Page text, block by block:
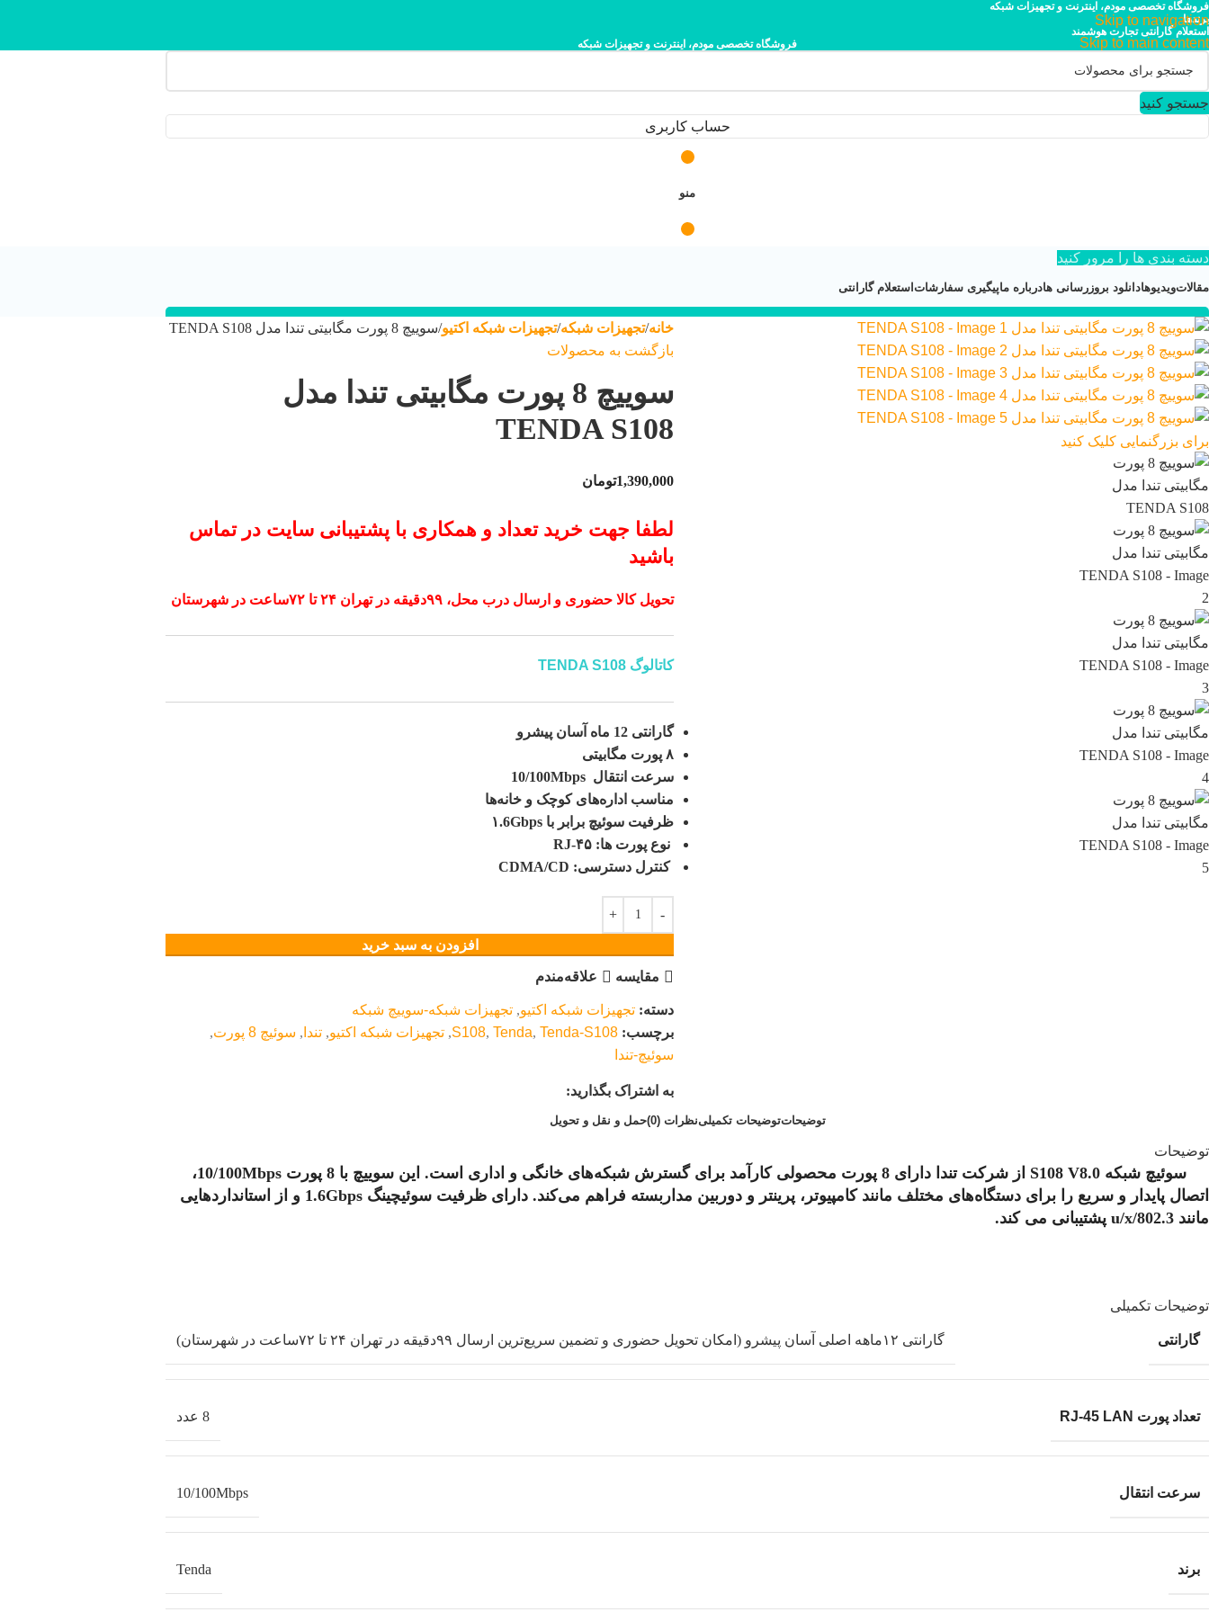
Skip to navigation
Skip to main content
فروشگاه تخصصی مودم، اینترنت و تجهیزات شبکه
برندها
استعلام گارانتی تجارت هوشمند
فروشگاه تخصصی مودم، اینترنت و تجهیزات شبکه
جستجو کنید
حساب کاربری
منو
دسته بندی ها را مرور کنید
مقالاتویدیوهادانلود بروزرسانی هادرباره ماپیگیری سفارشات استعلام گارانتی
۰۲۱-۴۴۹۵۲۱۱۳
برای بزرگنمایی کلیک کنید
خانه تجهیزات شبکه تجهیزات شبکه اکتیو سوییچ 8 پورت مگابیتی تندا مدل TENDA S108
بازگشت به محصولات
سوییچ 8 پورت مگابیتی تندا مدل
TENDA S108
1,390,000تومان
لطفا جهت خرید تعداد و همکاری با پشتیبانی سایت در تماس
باشید
تحویل کالا حضوری و ارسال درب محل، ۹۹دقیقه‌ در تهران ۲۴ تا ۷۲ساعت در شهرستان
کاتالوگ TENDA S108
گارانتی 12
ماه آسان پیشرو
۸ پورت مگابیتی
سرعت انتقال 10/100Mbps
مناسب اداره‌های کوچک و خانه‌ها
ظرفیت سوئیچ برابر با ۱.6Gbps
نوع پورت ها: RJ-۴۵
کنترل دسترسی: CDMA/CD
افزودن به سبد خرید
مقایسه علاقه‌مندم
دسته: تجهیزات شبکه اکتیو, تجهیزات شبکه-سوییچ شبکه
برچسب:
S108, Tenda, Tenda-S108
, تجهیزات شبکه اکتیو, تندا , سوئیچ 8 پورت
,
سوئیچ-تندا
به اشتراک بگذارید:
توضیحاتتوضیحات تکمیلینظرات (0) حمل و نقل و تحویل
توضیحات
سوئیچ شبکه S108 V8.0 از شرکت تندا دارای 8 پورت محصولی کارآمد برای گسترش شبکه‌های خانگی و اداری است. این سوییچ با 8 پورت 10/100Mbps،
اتصال پایدار و سریع را برای دستگاه‌های مختلف مانند کامپیوتر، پرینتر و دوربین مداربسته فراهم می‌کند. دارای ظرفیت سوئیچینگ 1.6Gbps و از استانداردهایی
مانند 802.3/u/x پشتیبانی می کند.
توضیحات تکمیلی
گارانتی گارانتی ۱۲ماهه اصلی آسان پیشرو (امکان تحویل حضوری و تضمین سریع‌ترین ارسال ۹۹دقیقه‌ در تهران ۲۴ تا ۷۲ساعت در شهرستان)
تعداد پورت RJ-45 LAN 8 عدد
سرعت انتقال 10/100Mbps
برند Tenda